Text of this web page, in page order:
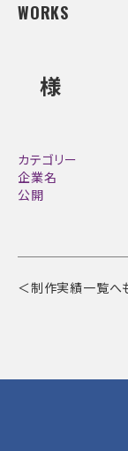
WORKS
様
カテゴリー
企業名
公開
＜制作実績一覧へ